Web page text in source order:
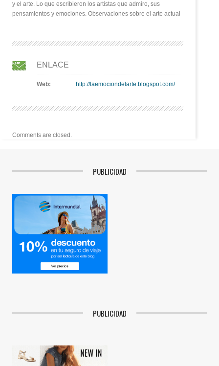
y el arte. Lo que escribieron los artistas que admiro, sus
pensamientos y emociones. Observaciones sobre el arte actual
ENLACE
Web: http://laemociondelarte.blogspot.com/
Comments are closed.
PUBLICIDAD
PUBLICIDAD